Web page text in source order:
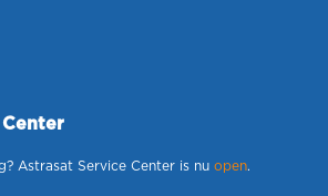
Astrasat Service Center is nu open.